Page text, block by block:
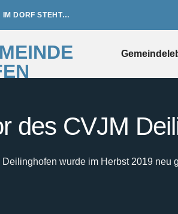
IM DORF STEHT…
des CVJM
wurde im Herbst 2019